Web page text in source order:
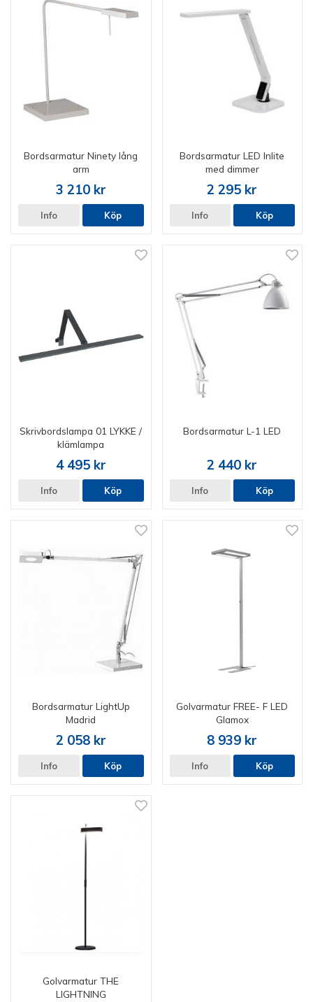
Bordsarmatur Ninety lång
arm
3 210 kr
Info Köp
Bordsarmatur LED Inlite
med dimmer
2 295 kr
Info Köp
Skrivbordslampa 01 LYKKE /
klämlampa
4 495 kr
Info Köp
Bordsarmatur L-1 LED
2 440 kr
Info Köp
Bordsarmatur LightUp
Madrid
2 058 kr
Info Köp
Golvarmatur FREE- F LED
Glamox
8 939 kr
Info Köp
Golvarmatur THE
LIGHTNING